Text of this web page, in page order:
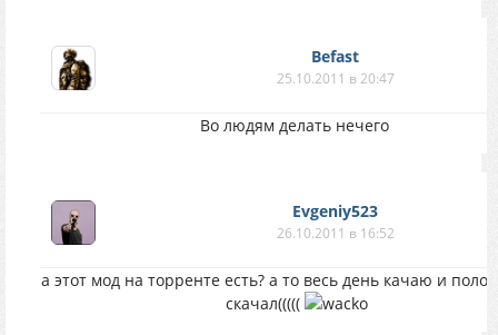
Befast
25.10.2011 в 20:47
Во людям делать нечего
Evgeniy523
26.10.2011 в 16:52
а этот мод на торренте есть? а то весь день качаю и
скачал(((((